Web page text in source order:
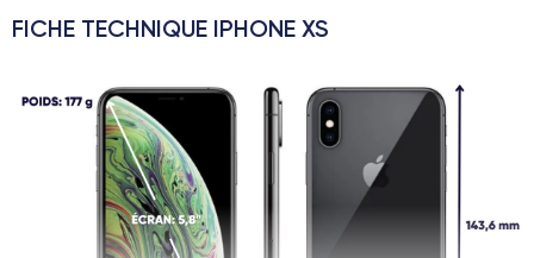
FICHE TECHNIQUE IPHONE XS